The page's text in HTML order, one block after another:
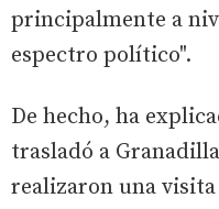
principalmente a
espectro político".
De hecho, ha
trasladó a
realizaron una